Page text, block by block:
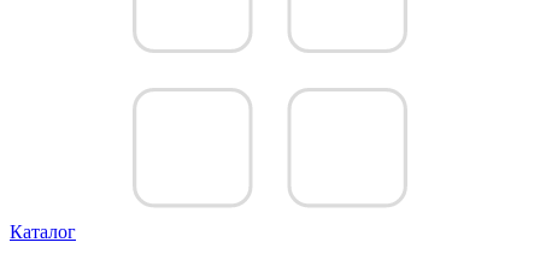
Каталог